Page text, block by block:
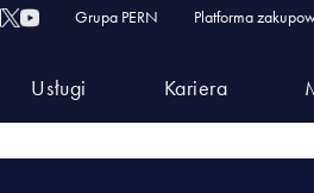
Grupa PERN Platforma
Usługi Kariera